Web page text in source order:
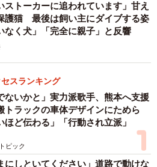
July 29, 2025
ストーカーに追われています」甘え
護猫 最後は飼い主にダイブする姿
なく犬」「完全に親子」と反響
スランキング
ないかと」実力派歌手、熊本へ支援
ラックの車体デザインにためら
ど伝わる」「行動され立派」
ピック
にしといてください」道路で動けな